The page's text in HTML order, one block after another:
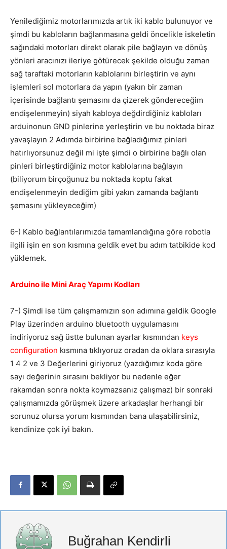
Yenilediğimiz motorlarımızda artık iki kablo bulunuyor ve
şimdi bu kabloların bağlanmasına geldi öncelikle iskeletin
sağındaki motorları direkt olarak pile bağlayın ve dönüş
yönleri aracınızı ileriye götürecek şekilde olduğu zaman
sağ taraftaki motorların kablolarını birleştirin ve aynı
işlemleri sol motorlara da yapın (yakın bir zaman
içerisinde bağlantı şemasını da çizerek göndereceğim
endişelenmeyin) siyah kabloya değdirdiğiniz kabloları
arduinonun GND pinlerine yerleştirin ve bu noktada biraz
yavaşlayın 2 Adımda birbirine bağladığımız pinleri
hatırlıyorsunuz değil mi işte şimdi o birbirine bağlı olan
pinleri birleştirdiğiniz motor kablolarına bağlayın
(biliyorum birçoğunuz bu noktada koptu fakat
endişelenmeyin dediğim gibi yakın zamanda bağlantı
şemasını yükleyeceğim)
6-) Kablo bağlantılarımızda tamamlandığına göre robotla
ilgili işin en son kısmına geldik evet bu adım tatbikide kod
yüklemek.
Arduino ile Mini Araç Yapımı Kodları
7-) Şimdi ise tüm çalışmamızın son adımına geldik Google
Play üzerinden arduino bluetooth uygulamasını
indiriyoruz sağ üstte bulunan ayarlar kısmından keys
configuration kısmına tıklıyoruz oradan da oklara sırasıyla
1 4 2 ve 3 Değerlerini giriyoruz (yazdığımız koda göre
sayı değerinin sırasını bekliyor bu nedenle eğer
rakamdan sonra nokta koymazsanız çalışmaz) bir sonraki
çalışmamızda görüşmek üzere arkadaşlar herhangi bir
sorunuz olursa yorum kısmından bana ulaşabilirsiniz,
kendinize çok iyi bakın.
Buğrahan Kendirli